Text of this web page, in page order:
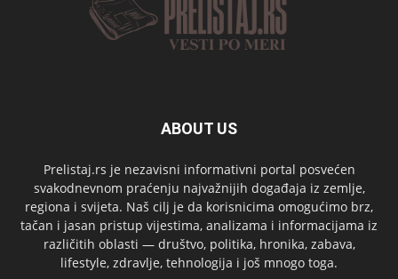
ABOUT US
Prelistaj.rs je nezavisni informativni portal posvećen
svakodnevnom praćenju najvažnijih događaja iz zemlje,
regiona i svijeta. Naš cilj je da korisnicima omogućimo brz,
tačan i jasan pristup vijestima, analizama i informacijama iz
različitih oblasti — društvo, politika, hronika, zabava,
lifestyle, zdravlje, tehnologija i još mnogo toga.